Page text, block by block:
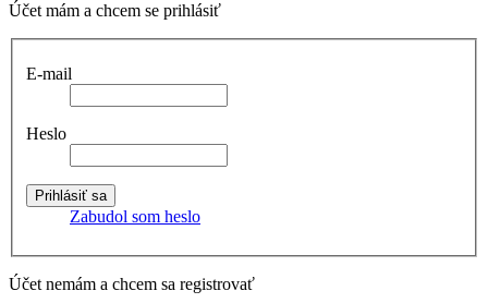
Účet mám a chcem se prihlásiť
E-mail
Heslo
Zabudol som heslo
Účet nemám a chcem sa registrovať